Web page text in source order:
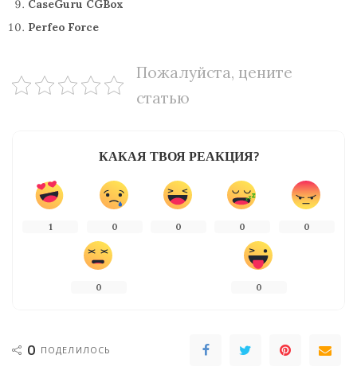
CaseGuru CGBox
Perfeo Force
Пожалуйста, цените
статью
КАКАЯ ТВОЯ РЕАКЦИЯ?
1 0 0 0 0
0 0
0 ПОДЕЛИЛОСЬ